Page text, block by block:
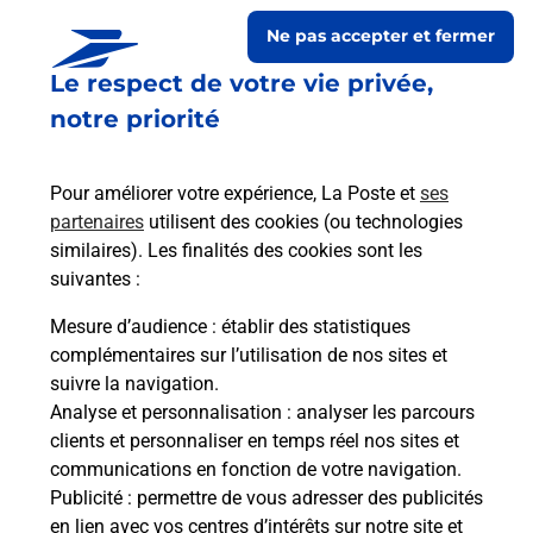
Le respect de votre vie privée,
notre priorité
Pour améliorer votre expérience, La Poste et ses
partenaires utilisent des cookies (ou technologies
similaires). Les finalités des cookies sont les
suivantes :
Mesure d’audience : établir des statistiques
complémentaires sur l’utilisation de nos sites et
suivre la navigation.
Analyse et personnalisation : analyser les parcours
clients et personnaliser en temps réel nos sites et
communications en fonction de votre navigation.
Publicité : permettre de vous adresser des publicités
en lien avec vos centres d’intérêts sur notre site et
Ne pas accepter et fermer
Prochaine collecte du courriersamedià 08h30
1 Chemin Du Pas Du Chouet
33720 Saint Michel De Rieufret
Itinéraire
Le lien s'ouvre dans un nouvel onglet